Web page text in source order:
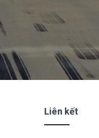
Liên kết